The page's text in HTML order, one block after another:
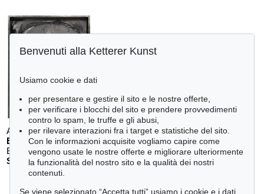
Auction 611 - Lot 125001019
E. SCHUMACHER
Bleibild B-3/1970, 1970
Stima:€ 60,000
Benvenuti alla Ketterer Kunst
Usiamo cookie e dati
per presentare e gestire il sito e le nostre offerte,
per verificare i blocchi del sito e prendere provvedimenti
contro lo spam, le truffe e gli abusi,
per rilevare interazioni fra i target e statistiche del sito.
Con le informazioni acquisite vogliamo capire come
vengono usate le nostre offerte e migliorare ulteriormente
la funzionalità del nostro sito e la qualità dei nostri
contenuti.
Se viene selezionato “Accetta tutti” usiamo i cookie e i dati